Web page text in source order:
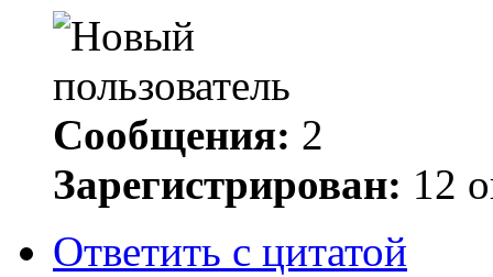
Сообщения: 2
Зарегистрирован: 12
Ответить с цитатой